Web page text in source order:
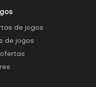
de jogos
de jogos